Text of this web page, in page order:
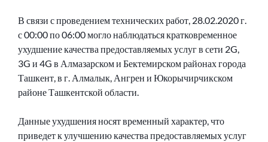
В связи с проведением технических работ, 28.02.2020 г.
с 00:00 по 06:00 могло наблюдаться кратковременное
ухудшение качества предоставляемых услуг в сети 2G,
3G и 4G в Алмазарском и Бектемирском районах города
Ташкент, в г. Алмалык, Ангрен и Юкорычирчикском
районе Ташкентской области.
Данные ухудшения носят временный характер, что
приведет к улучшению качества предоставляемых услуг